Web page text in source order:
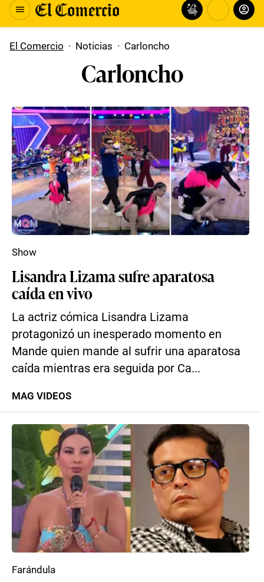
El Comercio · Noticias · Carloncho
Carloncho
Lisandra Lizama sufre aparatosa
caída en vivo
La actriz cómica Lisandra Lizama
protagonizó un inesperado momento en
Mande quien mande al sufrir una aparatosa
caída mientras era seguida por Ca...
Show
MAG VIDEOS
Farándula